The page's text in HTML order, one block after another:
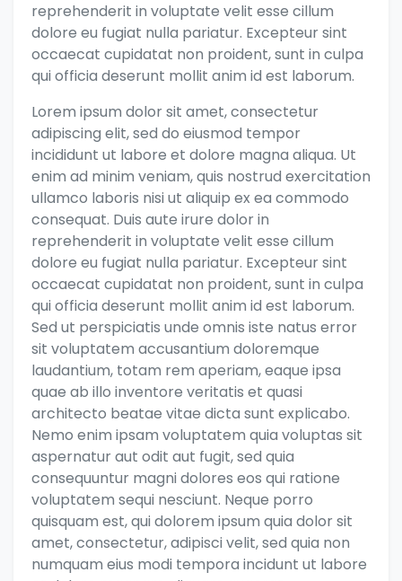
reprehenderit in voluptate velit esse cillum
dolore eu fugiat nulla pariatur. Excepteur sint
occaecat cupidatat non proident, sunt in culpa
qui officia deserunt mollit anim id est laborum.
Lorem ipsum dolor sit amet, consectetur
adipiscing elit, sed do eiusmod tempor
incididunt ut labore et dolore magna aliqua. Ut
enim ad minim veniam, quis nostrud exercitation
ullamco laboris nisi ut aliquip ex ea commodo
consequat. Duis aute irure dolor in
reprehenderit in voluptate velit esse cillum
dolore eu fugiat nulla pariatur. Excepteur sint
occaecat cupidatat non proident, sunt in culpa
qui officia deserunt mollit anim id est laborum.
Sed ut perspiciatis unde omnis iste natus error
sit voluptatem accusantium doloremque
laudantium, totam rem aperiam, eaque ipsa
quae ab illo inventore veritatis et quasi
architecto beatae vitae dicta sunt explicabo.
Nemo enim ipsam voluptatem quia voluptas sit
aspernatur aut odit aut fugit, sed quia
consequuntur magni dolores eos qui ratione
voluptatem sequi nesciunt. Neque porro
quisquam est, qui dolorem ipsum quia dolor sit
amet, consectetur, adipisci velit, sed quia non
numquam eius modi tempora incidunt ut labore